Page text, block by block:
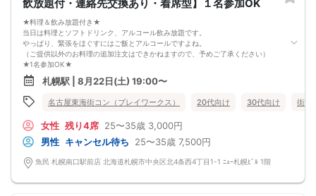
飲放題付・連絡先交換あり・着席型】１名参加OK
★料理＆飲み放題付き★
当日は料理とソフトドリンク、アルコール飲み放題です。
やっぱり、緊張をほぐすにはご飯とアルコールですよね。
（ご提供以外のお料理の追加注文はできかねますので、予めご了承ください）
★1名参加OK★
他の1名参加の方とペアになりますし、友達作りにも最適です。
基本的には２：２のグループトークとなります。
（１：１でのトークはございませんので、予めご了承ください）
★プロフィールカードにより会話のキッカケもバッチリ★
なんてことは絶対ありません！
プロフィールカードを活用し、「はじめまして」から会話を楽しみましょう。
★完全着席型・連絡先交換は自由★
完全着席型で席替えはできる限り行います。
席替えの５分前には連絡先交換を促すアナウンスをいたしますので、「連絡先交
札幌駅 | 8月22日(土) 19:00〜
名古屋東海街コン（プレイワークス） 20代向け 30代向け 街コ
女性 残り4席 25〜35歳 3,000円
男性 キャンセル待ち 25〜35歳 7,500円
魚民 札幌南口駅前店 北海道札幌市中央区北4条西4丁目1-1 ﾆｭｰ札幌ﾋﾞﾙ 1階